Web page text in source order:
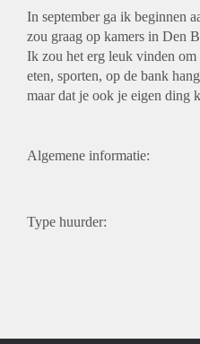
In september ga ik beginnen
zou graag op kamers in Den
Ik zou het erg leuk vinden om
eten, sporten, op de bank
maar dat je ook je eigen ding
Algemene informatie:
Type huurder: